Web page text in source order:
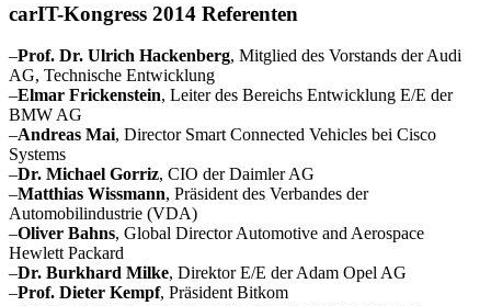
carIT-Kongress 2014 Referenten
–Prof. Dr. Ulrich Hackenberg, Mitglied des Vorstands der Audi
AG, Technische Entwicklung
–Elmar Frickenstein, Leiter des Bereichs Entwicklung E/E der
BMW AG
–Andreas Mai, Director Smart Connected Vehicles bei Cisco
Systems
–Dr. Michael Gorriz, CIO der Daimler AG
–Matthias Wissmann, Präsident des Verbandes der
Automobilindustrie (VDA)
–Oliver Bahns, Global Director Automotive and Aerospace
Hewlett Packard
–Dr. Burkhard Milke, Direktor E/E der Adam Opel AG
–Prof. Dieter Kempf, Präsident Bitkom